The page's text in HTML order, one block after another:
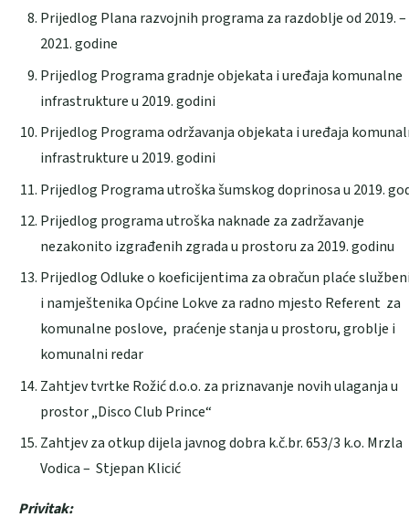
Prijedlog Plana razvojnih programa za razdoblje od 2019. –
2021. godine
Prijedlog Programa gradnje objekata i uređaja komunalne
infrastrukture u 2019. godini
Prijedlog Programa održavanja objekata i uređaja
infrastrukture u 2019. godini
Prijedlog Programa utroška šumskog doprinosa u 2019.
Prijedlog programa utroška naknade za zadržavanje
nezakonito izgrađenih zgrada u prostoru za 2019. godinu
Prijedlog Odluke o koeficijentima za obračun plaće
i namještenika Općine Lokve za radno mjesto Referent za
komunalne poslove, praćenje stanja u prostoru, groblje i
komunalni redar
Zahtjev tvrtke Rožić d.o.o. za priznavanje novih ulaganja u
prostor „Disco Club Prince“
Zahtjev za otkup dijela javnog dobra k.č.br. 653/3 k.o. Mrzla
Vodica – Stjepan Klicić
Privitak: